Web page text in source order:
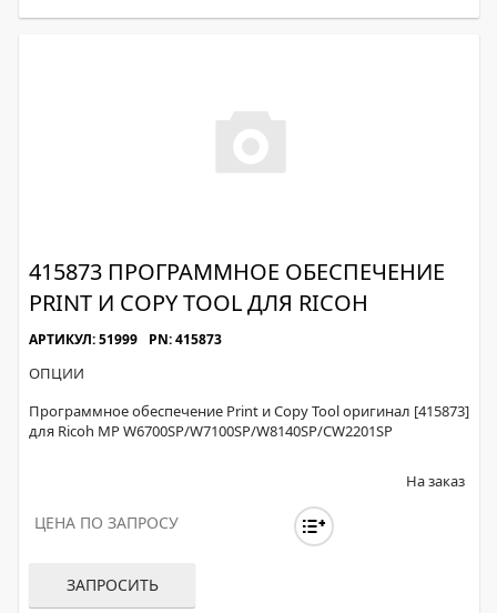
415873 ПРОГРАММНОЕ ОБЕСПЕЧЕНИЕ
PRINT И COPY TOOL ДЛЯ RICOH
АРТИКУЛ: 51999 PN: 415873
ОПЦИИ
Программное обеспечение Print и Copy Tool оригинал [415873]
для Ricoh MP W6700SP/W7100SP/W8140SP/CW2201SP
На заказ
ЦЕНА ПО ЗАПРОСУ
ЗАПРОСИТЬ